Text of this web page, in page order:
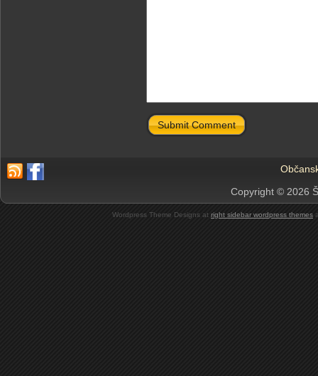
Submit Comment
Copyright © 2026
Wordpress Theme Designs at right sidebar wordpress themes